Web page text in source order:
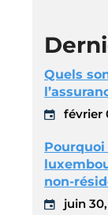
Quels
février
Pourquoi
non-
juin